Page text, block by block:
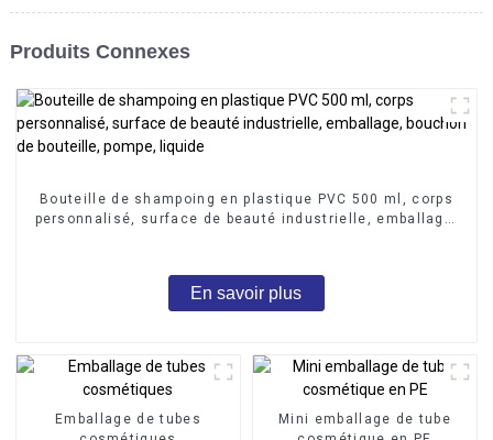
Produits Connexes
Bouteille de shampoing en plastique PVC 500 ml, corps
personnalisé, surface de beauté industrielle, emballage,
En savoir plus
Emballage de tubes
Mini emballage de tube